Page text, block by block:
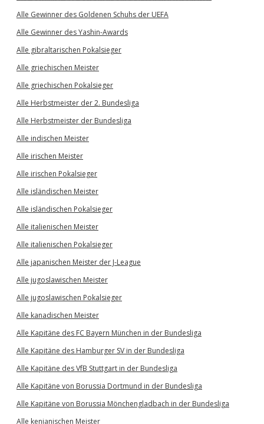
Alle Gewinner des Goldenen Schuhs der UEFA
Alle Gewinner des Yashin-Awards
Alle gibraltarischen Pokalsieger
Alle griechischen Meister
Alle griechischen Pokalsieger
Alle Herbstmeister der 2. Bundesliga
Alle Herbstmeister der Bundesliga
Alle indischen Meister
Alle irischen Meister
Alle irischen Pokalsieger
Alle isländischen Meister
Alle isländischen Pokalsieger
Alle italienischen Meister
Alle italienischen Pokalsieger
Alle japanischen Meister der J-League
Alle jugoslawischen Meister
Alle jugoslawischen Pokalsieger
Alle kanadischen Meister
Alle Kapitäne des FC Bayern München in der Bundesliga
Alle Kapitäne des Hamburger SV in der Bundesliga
Alle Kapitäne des VfB Stuttgart in der Bundesliga
Alle Kapitäne von Borussia Dortmund in der Bundesliga
Alle Kapitäne von Borussia Mönchengladbach in der Bundesliga
Alle kenianischen Meister